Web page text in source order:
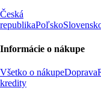
Česká
republikaPoľsko
Informácie o nákupe
Všetko o nákupeDoprava
kredity